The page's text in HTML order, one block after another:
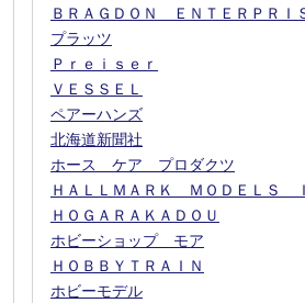
ＢＲＡＧＤＯＮ ＥＮＴＥＲＰＲＩ
プラッツ
Ｐｒｅｉｓｅｒ
ＶＥＳＳＥＬ
ペアーハンズ
北海道新聞社
ホース ケア プロダクツ
ＨＡＬＬＭＡＲＫ ＭＯＤＥＬＳ
ＨＯＧＡＲＡＫＡＤＯＵ
ホビーショップ モア
ＨＯＢＢＹＴＲＡＩＮ
ホビーモデル